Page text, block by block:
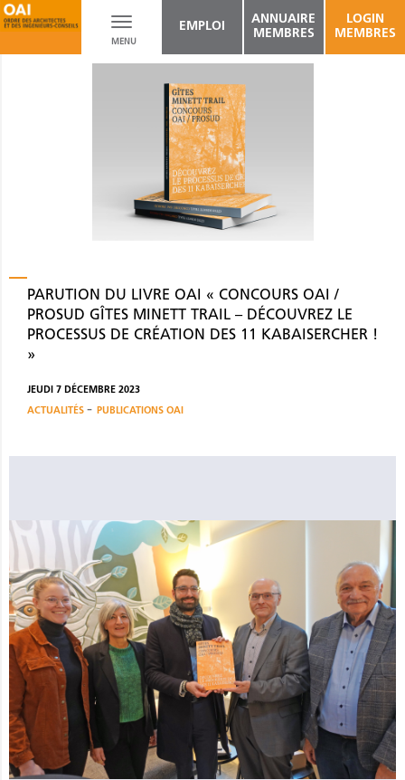
Toggle
navigation
MENU
EMPLOI
ANNUAIRE
MEMBRES
LOGIN
MEMBRES
PARUTION DU LIVRE OAI « CONCOURS OAI /
PROSUD GÎTES MINETT TRAIL – DÉCOUVREZ LE
PROCESSUS DE CRÉATION DES 11 KABAISERCHER !
»
JEUDI 7 DÉCEMBRE 2023
ACTUALITÉS - PUBLICATIONS OAI